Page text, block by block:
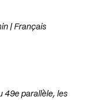
| Français
49e parallèle, les